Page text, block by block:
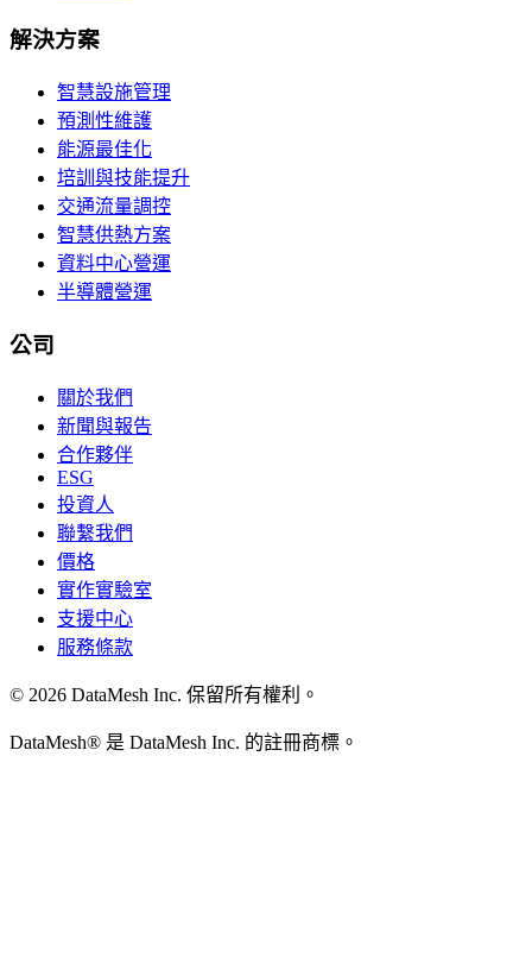
解決方案
智慧設施管理
預測性維護
能源最佳化
培訓與技能提升
交通流量調控
智慧供熱方案
資料中心營運
半導體營運
公司
關於我們
新聞與報告
合作夥伴
ESG
投資人
聯繫我們
價格
實作實驗室
支援中心
服務條款
© 2026 DataMesh Inc. 保留所有權利。
DataMesh® 是 DataMesh Inc. 的註冊商標。